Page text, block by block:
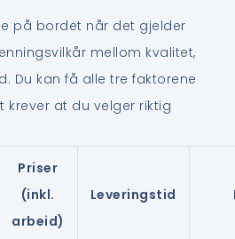
på bordet når det gjelder
mellom kvalitet,
Du kan få alle tre faktorene
krever at du velger riktig
Priser
(inkl.
arbeid)
Leveringstid